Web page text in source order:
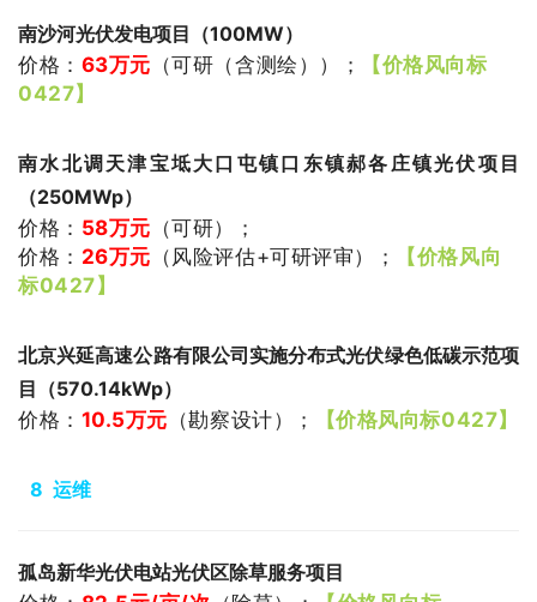
南沙河光伏发电项目（100MW）
价格： 63万元 （可研（含测绘） ） ；
【价格风向标
0427】
南水北调天津宝坻大口屯镇口东镇郝各庄镇光伏项目
（250MWp）
价格： 58万元 （可研）
；
价格： 26万元 （ 风险评估+可研评审） ；
【价格风向
标0427】
北京兴延高速公路有限公司实施分布式光伏绿色低碳示范项
目（570.14kWp）
价格： 10.5万元 （勘察设计） ； 【价格风向标0427】
8 运维
孤岛新华光伏电站光伏区除草服务项目